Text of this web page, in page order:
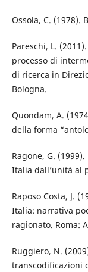
Ossola, C. (1978).
Pareschi, L.
processo di
di ricerca in
Bologna.
Quondam, A.
della forma
Ragone, G.
Italia dall’unità al
Raposo Costa, J.
Italia: narrativa
ragionato. Roma:
Ruggiero, N.
transcodificazioni